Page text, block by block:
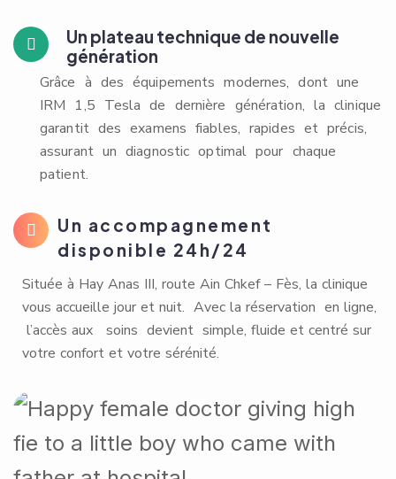
Un plateau technique de nouvelle
génération
Grâce à des équipements modernes, dont une
IRM 1,5 Tesla de dernière génération, la clinique
garantit des examens fiables, rapides et précis,
assurant un diagnostic optimal pour chaque
patient.
Un accompagnement
disponible 24h/24
Située à Hay Anas III, route Ain Chkef – Fès, la clinique
vous accueille jour et nuit. Avec la réservation en ligne,
l’accès aux soins devient simple, fluide et centré sur
votre confort et votre sérénité.